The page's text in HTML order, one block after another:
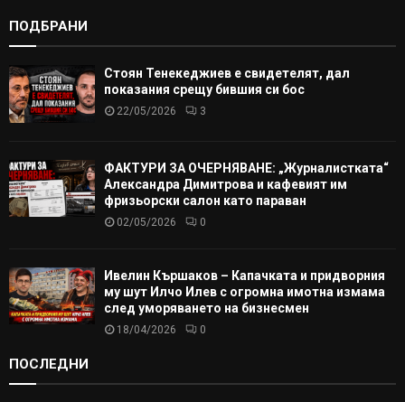
ПОДБРАНИ
Стоян Тенекеджиев е свидетелят, дал
показания срещу бившия си бос
22/05/2026 3
ФАКТУРИ ЗА ОЧЕРНЯВАНЕ: „Журналистката“
Александра Димитрова и кафевият им
фризьорски салон като параван
02/05/2026 0
Ивелин Кършаков – Капачката и придворния
му шут Илчо Илев с огромна имотна измама
след уморяването на бизнесмен
18/04/2026 0
ПОСЛЕДНИ